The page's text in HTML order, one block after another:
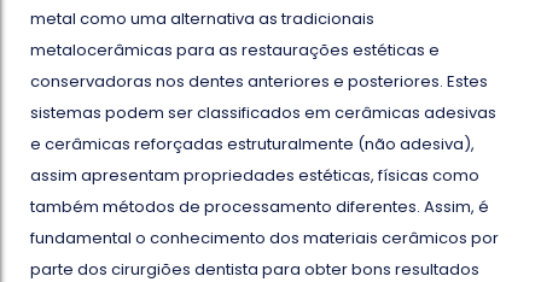
metal como uma alternativa as tradicionais
metalocerâmicas para as restaurações estéticas e
conservadoras nos dentes anteriores e posteriores. Estes
sistemas podem ser classificados em cerâmicas adesivas
e cerâmicas reforçadas estruturalmente (não adesiva),
assim apresentam propriedades estéticas, físicas como
também métodos de processamento diferentes. Assim, é
fundamental o conhecimento dos materiais cerâmicos por
parte dos cirurgiões dentista para obter bons resultados